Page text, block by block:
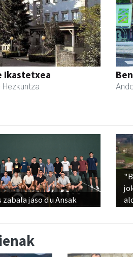
Ikastetxea
Hezkuntza
zabala jaso du Ansak